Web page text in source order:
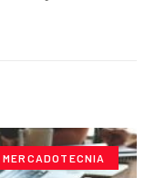
MERCADOTECNIA